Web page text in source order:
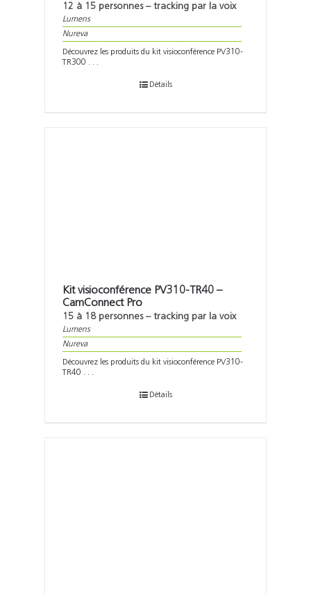
12 à 15 personnes – tracking par la voix
Lumens
Nureva
Découvrez les produits du kit visioconférence PV310-
TR300 . . .
Détails
Kit visioconférence PV310-TR40 –
CamConnect Pro
15 à 18 personnes – tracking par la voix
Lumens
Nureva
Découvrez les produits du kit visioconférence PV310-
TR40 . . .
Détails